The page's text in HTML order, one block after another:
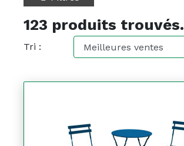
123 produits trouvés.
Tri :